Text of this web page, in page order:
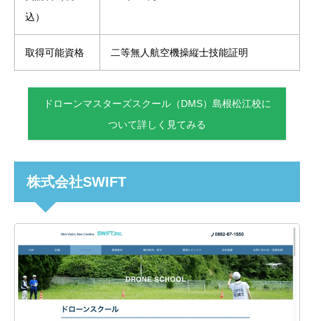
込）
取得可能資格 二等無人航空機操縦士技能証明
ドローンマスターズスクール（DMS）島根松江校に
ついて詳しく見てみる
株式会社SWIFT